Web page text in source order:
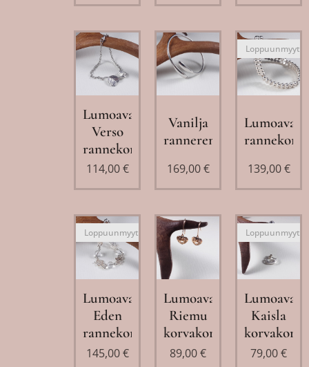
Lumoava
Verso
rannekoru
114,00€
Vanilja
rannerengas
169,00€
Lumoava
rannekoru
Loppuunmyyty
139,00€
Lumoava
Eden
rannekoru
Loppuunmyyty
145,00€
Lumoava
Riemu
korvakorut
89,00€
Lumoava
Kaisla
korvakorut
Loppuunmyyty
79,00€